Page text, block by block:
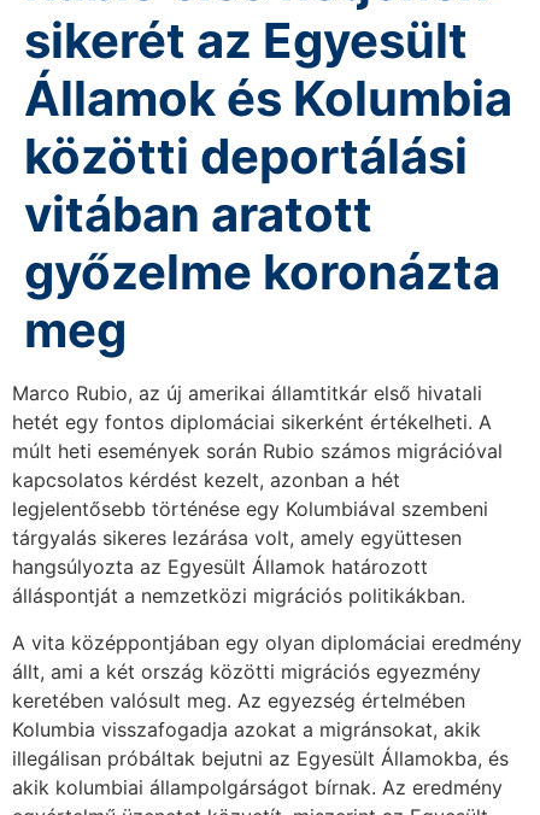
sikerét az Egyesült
Államok és Kolumbia
közötti deportálási
vitában aratott
győzelme koronázta
meg
Marco Rubio, az új amerikai államtitkár első hivatali
hetét egy fontos diplomáciai sikerként értékelheti. A
múlt heti események során Rubio számos migrációval
kapcsolatos kérdést kezelt, azonban a hét
legjelentősebb történése egy Kolumbiával szembeni
tárgyalás sikeres lezárása volt, amely együttesen
hangsúlyozta az Egyesült Államok határozott
álláspontját a nemzetközi migrációs politikákban.
A vita középpontjában egy olyan diplomáciai eredmény
állt, ami a két ország közötti migrációs egyezmény
keretében valósult meg. Az egyezség értelmében
Kolumbia visszafogadja azokat a migránsokat, akik
illegálisan próbáltak bejutni az Egyesült Államokba, és
akik kolumbiai állampolgárságot bírnak. Az eredmény